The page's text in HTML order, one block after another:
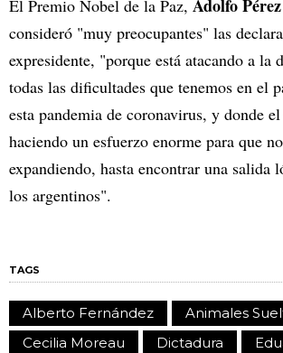
El Premio Nobel de la Paz, Adolfo
consideró "muy preocupantes" las
expresidente, "porque está atacando a la
todas las dificultades que tenemos en el
esta pandemia de coronavirus, y donde
haciendo un esfuerzo enorme para que
expandiendo, hasta encontrar una salida
los argentinos".
TAGS
Alberto Fernández
Animales
Cecilia Moreau
Dictadura